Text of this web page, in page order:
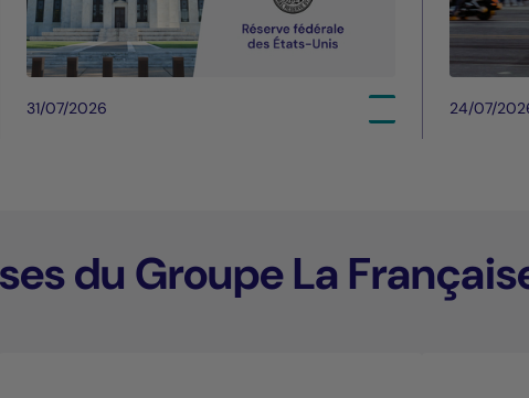
31/07/2026 24/07/
du Groupe La